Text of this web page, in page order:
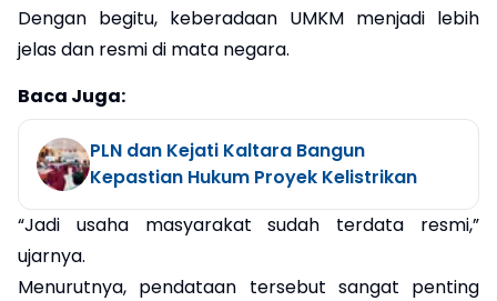
Dengan begitu, keberadaan UMKM menjadi lebih
jelas dan resmi di mata negara.
Baca Juga:
PLN dan Kejati Kaltara Bangun
Kepastian Hukum Proyek Kelistrikan
“Jadi usaha masyarakat sudah terdata resmi,”
ujarnya.
Menurutnya, pendataan tersebut sangat penting